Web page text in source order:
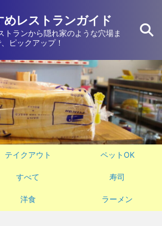
めレストランガイド
トランから隠れ家のような穴場ま
ピックアップ！
テイクアウト ペットOK
すべて 寿司
洋食 ラーメン